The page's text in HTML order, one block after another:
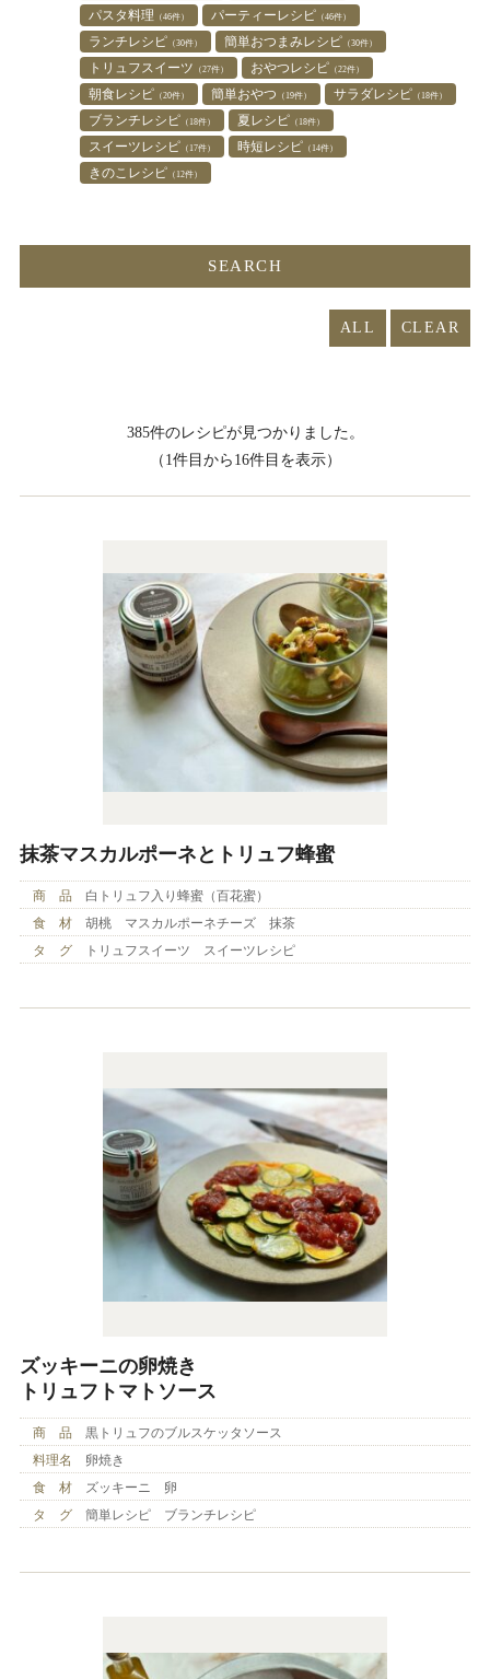
パスタ料理 （46件） パーティーレシピ （46件）
ランチレシピ （30件） 簡単おつまみレシピ （30件）
トリュフスイーツ （27件） おやつレシピ （22件）
朝食レシピ （20件） 簡単おやつ （19件） サラダレシピ （18件）
ブランチレシピ （18件） 夏レシピ （18件）
スイーツレシピ （17件） 時短レシピ （14件）
きのこレシピ （12件）
ALL
385件のレシピが見つかりました。
（1件目から16件目を表示）
抹茶マスカルポーネとトリュフ蜂蜜
商 品
白トリュフ入り蜂蜜（百花蜜）
食 材
胡桃 マスカルポーネチーズ 抹茶
タ グ
トリュフスイーツ スイーツレシピ
ズッキーニの卵焼き
トリュフトマトソース
商 品
黒トリュフのブルスケッタソース
料理名
卵焼き
食 材
ズッキーニ 卵
タ グ
簡単レシピ ブランチレシピ